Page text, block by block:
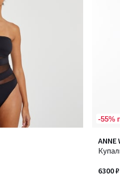
-55%
ANNE
6300 ₽
4,5
/ 5